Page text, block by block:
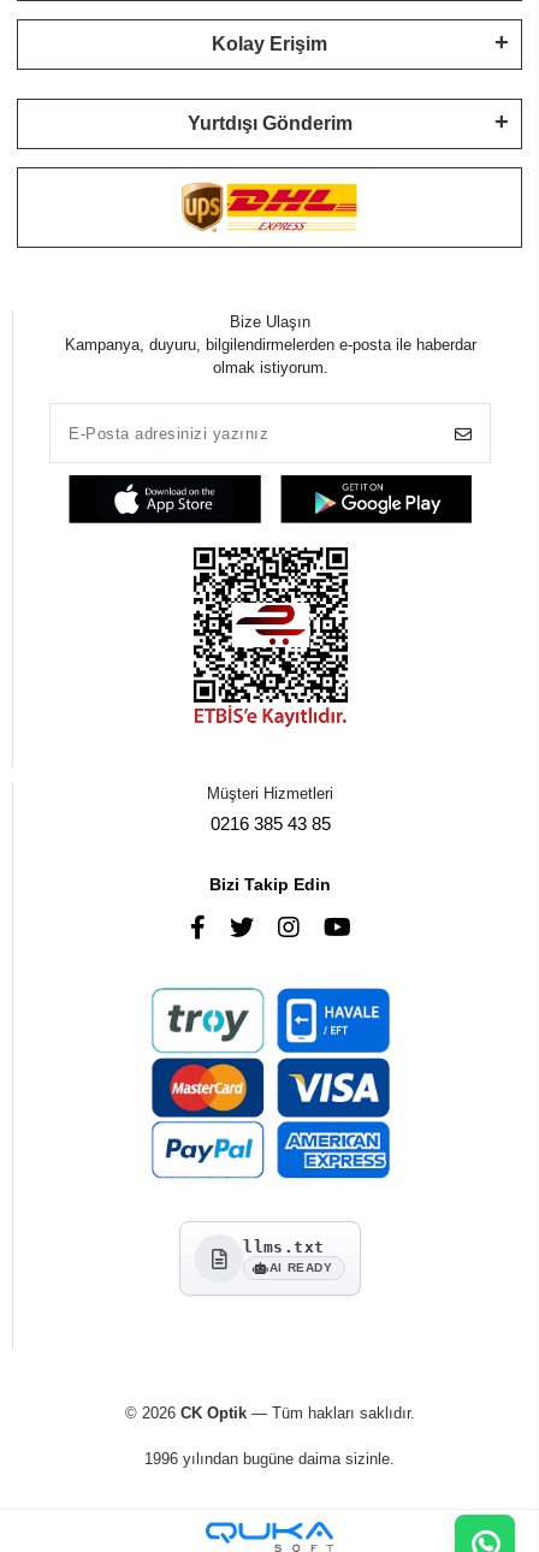
Kolay Erişim
Yurtdışı Gönderim
Bize Ulaşın
Kampanya, duyuru, bilgilendirmelerden e-posta ile haberdar
olmak istiyorum.
Müşteri Hizmetleri
0216 385 43 85
Bizi Takip Edin
llms.txt
AI READY
© 2026 CK Optik— Tüm hakları saklıdır.
1996 yılından bugüne daima sizinle.